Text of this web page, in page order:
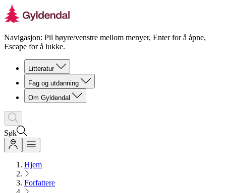
Navigasjon: Pil høyre/venstre mellom menyer, Enter for å åpne,
Escape for å lukke.
Litteratur
Fag og utdanning
Om Gyldendal
Søk
Hjem
Forfattere